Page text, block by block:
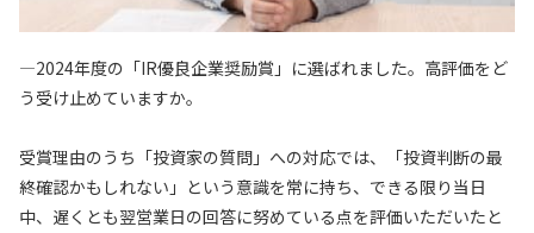
—2024年度の「IR優良企業奨励賞」に選ばれました。高評価をど
う受け止めていますか。
受賞理由のうち「投資家の質問」への対応では、「投資判断の最
終確認かもしれない」という意識を常に持ち、できる限り当日
中、遅くとも翌営業日の回答に努めている点を評価いただいたと